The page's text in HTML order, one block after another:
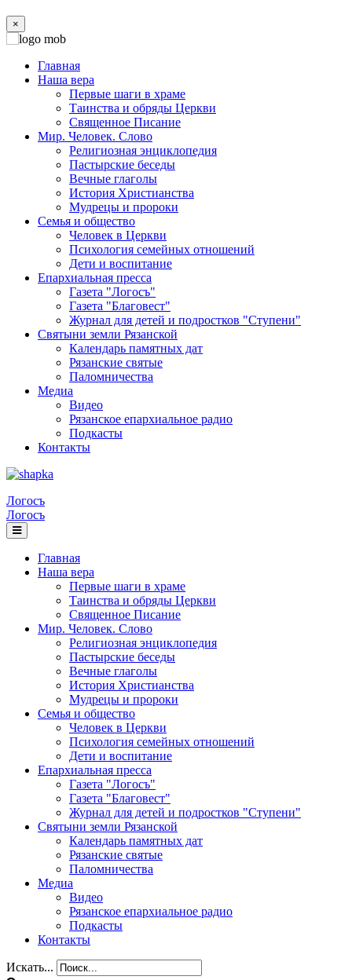
×
Главная
Наша вера
Первые шаги в храме
Таинства и обряды Церкви
Священное Писание
Мир. Человек. Слово
Религиозная энциклопедия
Пастырские беседы
Вечные глаголы
История Христианства
Мудрецы и пророки
Семья и общество
Человек в Церкви
Психология семейных отношений
Дети и воспитание
Епархиальная пресса
Газета "Логосъ"
Газета "Благовест"
Журнал для детей и подростков "Ступени"
Святыни земли Рязанской
Календарь памятных дат
Рязанские святые
Паломничества
Медиа
Видео
Рязанское епархиальное радио
Подкасты
Контакты
Логосъ
Логосъ
Главная
Наша вера
Первые шаги в храме
Таинства и обряды Церкви
Священное Писание
Мир. Человек. Слово
Религиозная энциклопедия
Пастырские беседы
Вечные глаголы
История Христианства
Мудрецы и пророки
Семья и общество
Человек в Церкви
Психология семейных отношений
Дети и воспитание
Епархиальная пресса
Газета "Логосъ"
Газета "Благовест"
Журнал для детей и подростков "Ступени"
Святыни земли Рязанской
Календарь памятных дат
Рязанские святые
Паломничества
Медиа
Видео
Рязанское епархиальное радио
Подкасты
Контакты
Искать...